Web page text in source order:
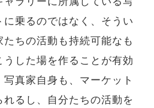
乗るのではなく、そうい
ちの活動も持続可能なも
した場を作ることが有効
真家自身も、マーケット
るし、自分たちの活動を